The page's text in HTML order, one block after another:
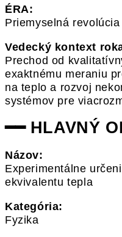
ÉRA:
Priemyselná revolúcia
Vedecký kontext
Prechod od
exaktnému meraniu
na teplo a rozvoj
systémov pre
━━ HLAVNÝ
Názov:
Experimentálne
ekvivalentu tepla
Kategória:
Fyzika